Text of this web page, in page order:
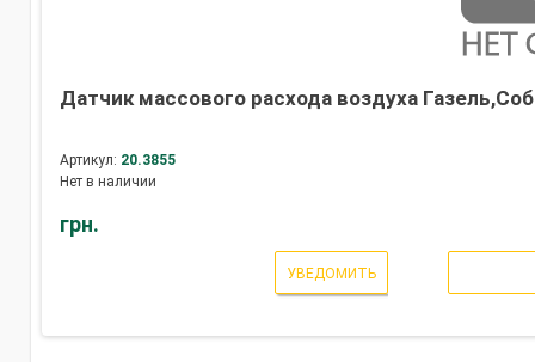
Датчик массового расхода воздуха
Артикул: 20.3855
Нет в наличии
грн.
УВЕДОМИТЬ